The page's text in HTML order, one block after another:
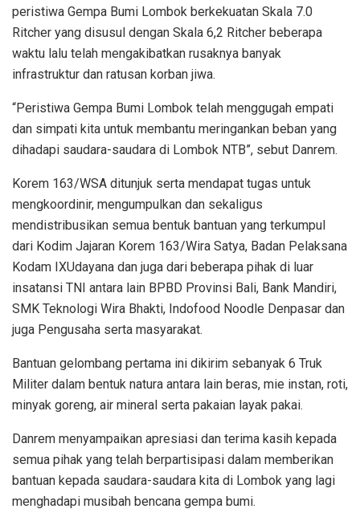
peristiwa Gempa Bumi Lombok berkekuatan Skala 7.0
Ritcher yang disusul dengan Skala 6,2 Ritcher beberapa
waktu lalu telah mengakibatkan rusaknya banyak
infrastruktur dan ratusan korban jiwa.
“Peristiwa Gempa Bumi Lombok telah menggugah empati
dan simpati kita untuk membantu meringankan beban yang
dihadapi saudara-saudara di Lombok NTB”, sebut Danrem.
Korem 163/WSA ditunjuk serta mendapat tugas untuk
mengkoordinir, mengumpulkan dan sekaligus
mendistribusikan semua bentuk bantuan yang terkumpul
dari Kodim Jajaran Korem 163/Wira Satya, Badan Pelaksana
Kodam IXUdayana dan juga dari beberapa pihak di luar
insatansi TNI antara lain BPBD Provinsi Bali, Bank Mandiri,
SMK Teknologi Wira Bhakti, Indofood Noodle Denpasar dan
juga Pengusaha serta masyarakat.
Bantuan gelombang pertama ini dikirim sebanyak 6 Truk
Militer dalam bentuk natura antara lain beras, mie instan, roti,
minyak goreng, air mineral serta pakaian layak pakai.
Danrem menyampaikan apresiasi dan terima kasih kepada
semua pihak yang telah berpartisipasi dalam memberikan
bantuan kepada saudara-saudara kita di Lombok yang lagi
menghadapi musibah bencana gempa bumi.